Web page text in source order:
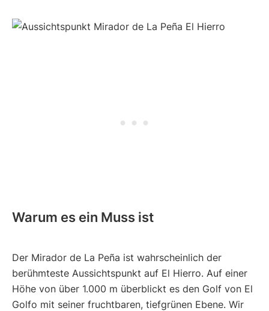
Warum es ein Muss ist
Der Mirador de La Peña ist wahrscheinlich der
berühmteste Aussichtspunkt auf El Hierro. Auf einer
Höhe von über 1.000 m überblickt es den Golf von El
Golfo mit seiner fruchtbaren, tiefgrünen Ebene. Wir